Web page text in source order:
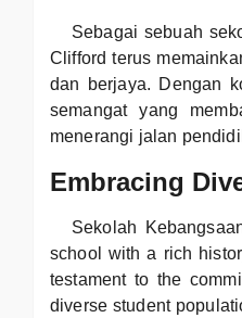
Sebagai sebuah
Clifford terus
dan berjaya. Dengan
semangat yang
menerangi jalan
Embracing
Sekolah
school with a rich
testament to the
diverse student